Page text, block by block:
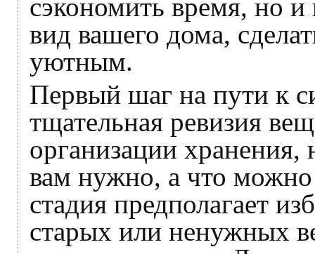
сэкономить время, но
вид вашего дома,
уютным.
Первый шаг на пути к
тщательная ревизия
организации
вам нужно, а что можно
стадия предполагает
старых или ненужных